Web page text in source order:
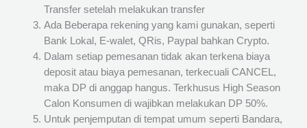
Transfer setelah melakukan transfer
Ada Beberapa rekening yang kami gunakan, seperti
Bank Lokal, E-walet, QRis, Paypal bahkan Crypto.
Dalam setiap pemesanan tidak akan terkena biaya
deposit atau biaya pemesanan, terkecuali CANCEL,
maka DP di anggap hangus. Terkhusus High Season
Calon Konsumen di wajibkan melakukan DP 50%.
Untuk penjemputan di tempat umum seperti Bandara,